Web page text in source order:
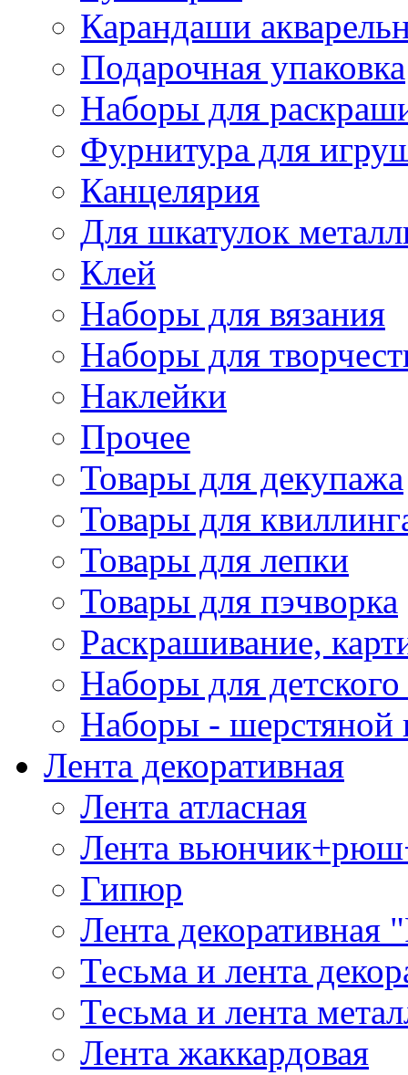
Карандаши
Подарочная упаковка
Наборы для
Фурнитура для
Канцелярия
Для шкатулок
Клей
Наборы для вязания
Наборы для
Наклейки
Прочее
Товары для декупажа
Товары для
Товары для лепки
Товары для пэчворка
Раскрашивание,
Наборы для
Наборы - шерстяной
Лента декоративная
Лента атласная
Лента
Гипюр
Лента декоративная
Тесьма и лента
Тесьма и лента
Лента жаккардовая